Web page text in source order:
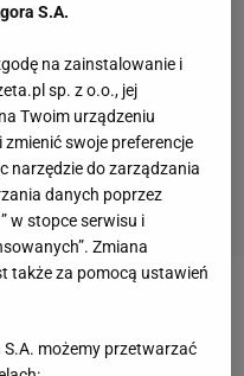
kiedy się nas
innych. Wygrywanie
S.A.
na zainstalowanie i
sp. z o.o., jej
Twoim urządzeniu
swoje preferencje
narzędzie do zarządzania
danych poprzez
w stopce serwisu i
Zmiana
także za pomocą ustawień
możemy przetwarzać